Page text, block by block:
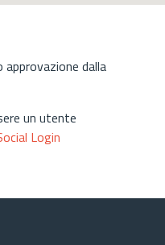
dalla
un utente
Login